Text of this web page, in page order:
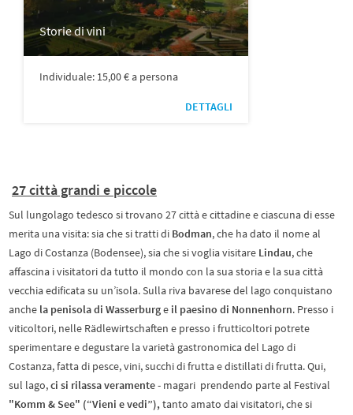
Storie di vini
Individuale: 15,00 € a persona
DETTAGLI
27 città grandi e piccole
Sul lungolago tedesco si trovano 27 città e cittadine e ciascuna di esse
merita una visita: sia che si tratti di Bodman, che ha dato il nome al
Lago di Costanza (Bodensee), sia che si voglia visitare Lindau, che
affascina i visitatori da tutto il mondo con la sua storia e la sua città
vecchia edificata su un’isola. Sulla riva bavarese del lago conquistano
anche la penisola di Wasserburge il paesino di Nonnenhorn. Presso i
viticoltori, nelle Rädlewirtschaften e presso i frutticoltori potrete
sperimentare e degustare la varietà gastronomica del Lago di
Costanza, fatta di pesce, vini, succhi di frutta e distillati di frutta. Qui,
sul lago,ci si rilassa veramente- magari prendendo parte al Festival
"Komm & See" (“Vieni e vedi”),tanto amato dai visitatori, che si